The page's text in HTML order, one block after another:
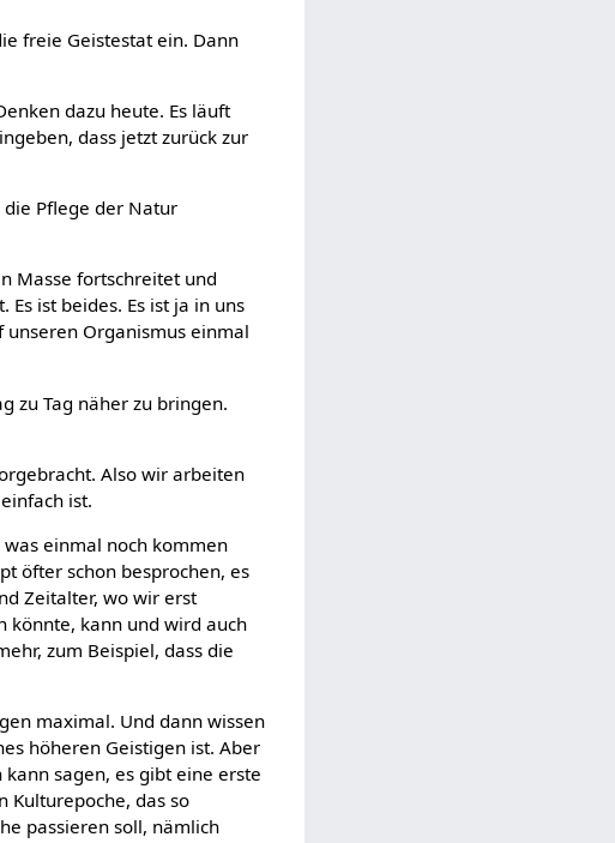
freie Geistestat ein. Dann
dazu heute. Es läuft
dass jetzt zurück zur
die Pflege der Natur
Masse fortschreitet und
ist beides. Es ist ja in uns
unseren Organismus einmal
zu Tag näher zu bringen.
Also wir arbeiten
ist.
einmal noch kommen
öfter schon besprochen, es
Zeitalter, wo wir erst
könnte, kann und wird auch
zum Beispiel, dass die
maximal. Und dann wissen
höheren Geistigen ist. Aber
sagen, es gibt eine erste
Kulturepoche, das so
passieren soll, nämlich